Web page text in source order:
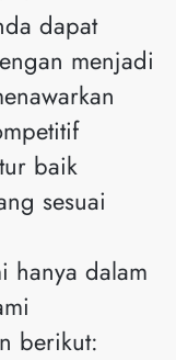
dapat
menjadi
baik
sesuai
hanya dalam
berikut: